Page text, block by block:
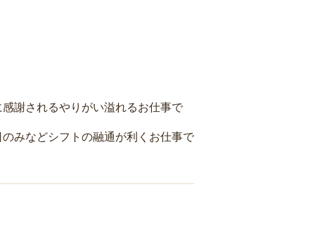
謝されるやりがい溢れるお仕事で
みなどシフトの融通が利くお仕事で